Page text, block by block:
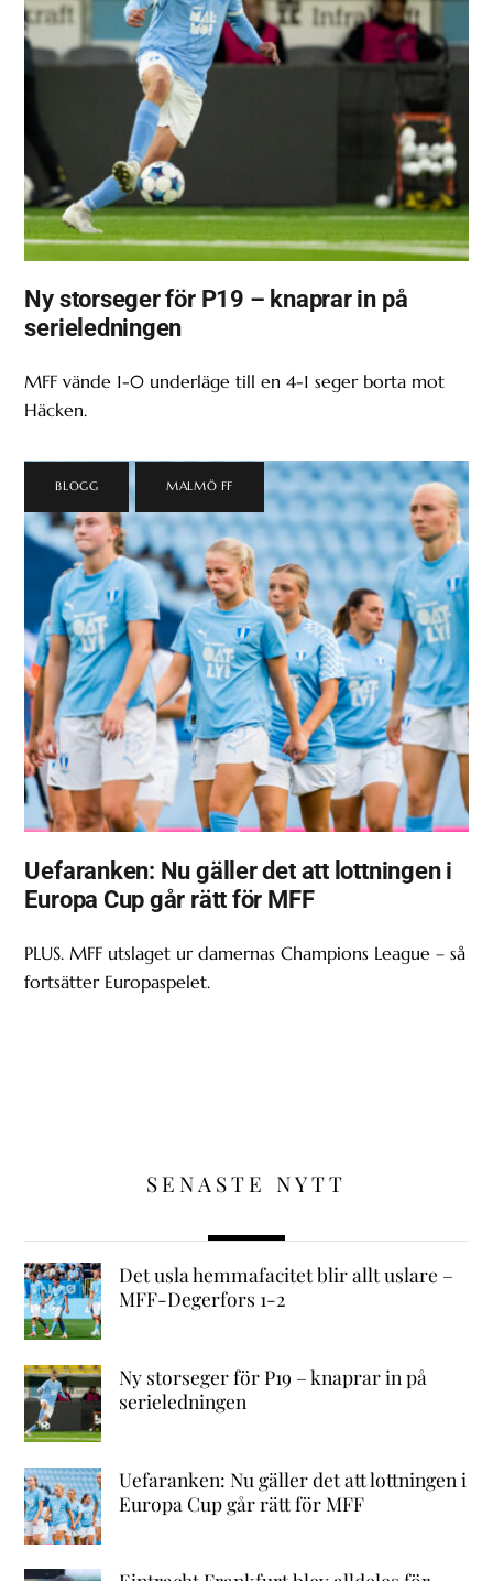
Ny storseger för P19 – knaprar in på
serieledningen
MFF vände 1-0 underläge till en 4-1 seger borta mot
Häcken.
BLOGG , MALMÖ FF
Uefaranken: Nu gäller det att lottningen i
Europa Cup går rätt för MFF
PLUS. MFF utslaget ur damernas Champions League – så
fortsätter Europaspelet.
SENASTE NYTT
Det usla hemmafacitet blir allt uslare –
MFF-Degerfors 1-2
Ny storseger för P19 – knaprar in på
serieledningen
Uefaranken: Nu gäller det att lottningen i
Europa Cup går rätt för MFF